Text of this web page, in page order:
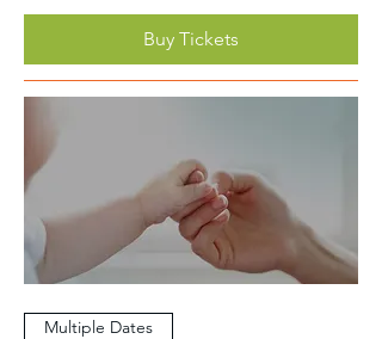
Buy Tickets
Multiple Dates